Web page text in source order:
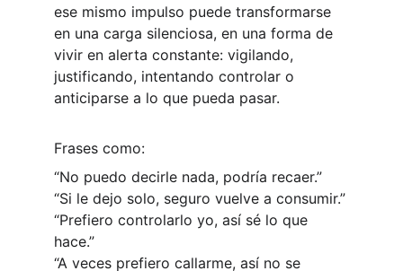
ese mismo impulso puede transformarse
en una carga silenciosa, en una forma de
vivir en alerta constante: vigilando,
justificando, intentando controlar o
anticiparse a lo que pueda pasar.
Frases como:
“No puedo decirle nada, podría recaer.”
“Si le dejo solo, seguro vuelve a consumir.”
“Prefiero controlarlo yo, así sé lo que
hace.”
“A veces prefiero callarme, así no se